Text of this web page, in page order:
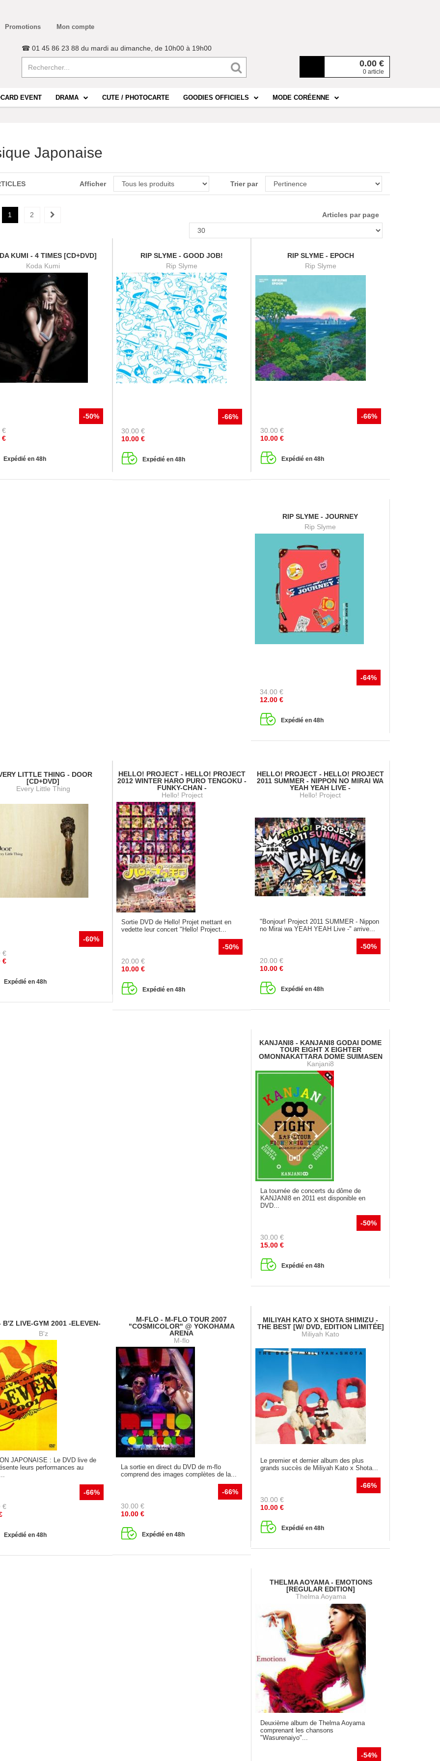
Promotions Mon compte
0.00 €
0 article
☎ 01 45 86 23 88 du mardi au dimanche, de 10h00 à 19h00
EVENT DRAMA CUTE / PHOTOCARTE GOODIES OFFICIELS MODE CORÉENNE
Japonaise
Afficher Trier par
1 2 Articles par page
KUMI - 4 TIMES [CD+DVD]
Koda Kumi
-50%
€
€
Expédié en 48h
RIP SLYME - GOOD JOB!
Rip Slyme
-66%
30.00 €
10.00 €
Expédié en 48h
RIP SLYME - EPOCH
Rip Slyme
-66%
30.00 €
10.00 €
Expédié en 48h
RIP SLYME - JOURNEY
Rip Slyme
-64%
34.00 €
12.00 €
Expédié en 48h
LITTLE THING - DOOR
[CD+DVD]
Every Little Thing
-60%
€
€
Expédié en 48h
HELLO! PROJECT - HELLO! PROJECT
2012 WINTER HARO PURO TENGOKU -
FUNKY-CHAN -
Hello! Project
Sortie DVD de Hello! Projet mettant en
vedette leur concert "Hello! Project...
-50%
20.00 €
10.00 €
Expédié en 48h
HELLO! PROJECT - HELLO! PROJECT
2011 SUMMER - NIPPON NO MIRAI WA
YEAH YEAH LIVE -
Hello! Project
"Bonjour! Project 2011 SUMMER - Nippon
no Mirai wa YEAH YEAH Live -" arrive...
-50%
20.00 €
10.00 €
Expédié en 48h
KANJANI8 - KANJANI8 GODAI DOME
TOUR EIGHT X EIGHTER
OMONNAKATTARA DOME SUIMASEN
Kanjani8
La tournée de concerts du dôme de
KANJANI8 en 2011 est disponible en
DVD...
-50%
30.00 €
15.00 €
Expédié en 48h
B'Z LIVE-GYM 2001 -ELEVEN-
B'z
JAPONAISE : Le DVD live de
leurs performances au
-66%
€
Expédié en 48h
M-FLO - M-FLO TOUR 2007
"COSMICOLOR" @ YOKOHAMA
ARENA
M-flo
La sortie en direct du DVD de m-flo
comprend des images complètes de la...
-66%
30.00 €
10.00 €
Expédié en 48h
MILIYAH KATO X SHOTA SHIMIZU -
THE BEST [W/ DVD, EDITION LIMITÉE]
Miliyah Kato
Le premier et dernier album des plus
grands succès de Miliyah Kato x Shota...
-66%
30.00 €
10.00 €
Expédié en 48h
THELMA AOYAMA - EMOTIONS
[REGULAR EDITION]
Thelma Aoyama
Deuxième album de Thelma Aoyama
comprenant les chansons
"Wasurenaiyo"...
-54%